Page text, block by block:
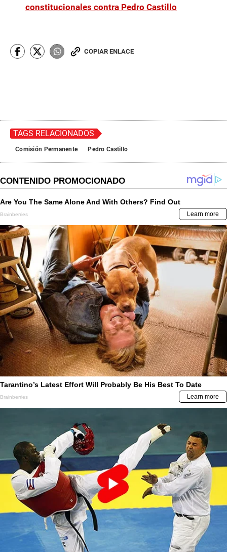
constitucionales contra Pedro Castillo
COPIAR ENLACE
TAGS RELACIONADOS
Comisión Permanente Pedro Castillo